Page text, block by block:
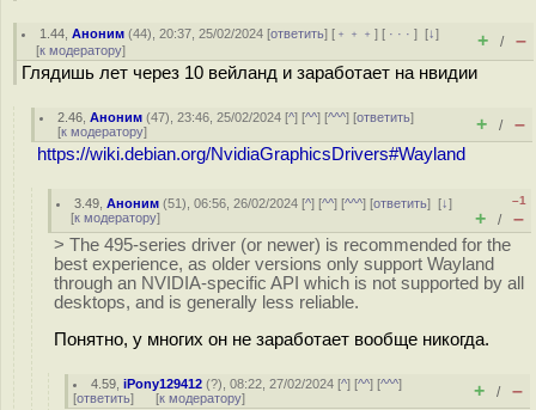
1.44 ,Аноним (44), 20:37, 25/02/2024 [ответить] [ ﹢﹢﹢] [ · · ·][↓]
[к модератору] + / –
Глядишь лет через 10 вейланд и заработает на нвидии
2.46 ,Аноним (47), 23:46, 25/02/2024 [^] [^^] [^^^] [ответить]
[к модератору] + / –
https://wiki.debian.org/NvidiaGraphicsDrivers#Wayland
3.49 ,Аноним (51), 06:56, 26/02/2024 [^] [^^] [^^^] [ответить][↓]
[к модератору]
–1
+ / –
> The 495-series driver (or newer) is recommended for the
best experience, as older versions only support Wayland
through an NVIDIA-specific API which is not supported by all
desktops, and is generally less reliable.
Понятно, у многих он не заработает вообще никогда.
4.59 ,iPony129412 (?), 08:22, 27/02/2024 [^] [^^] [^^^]
[ответить] [к модератору] + / –